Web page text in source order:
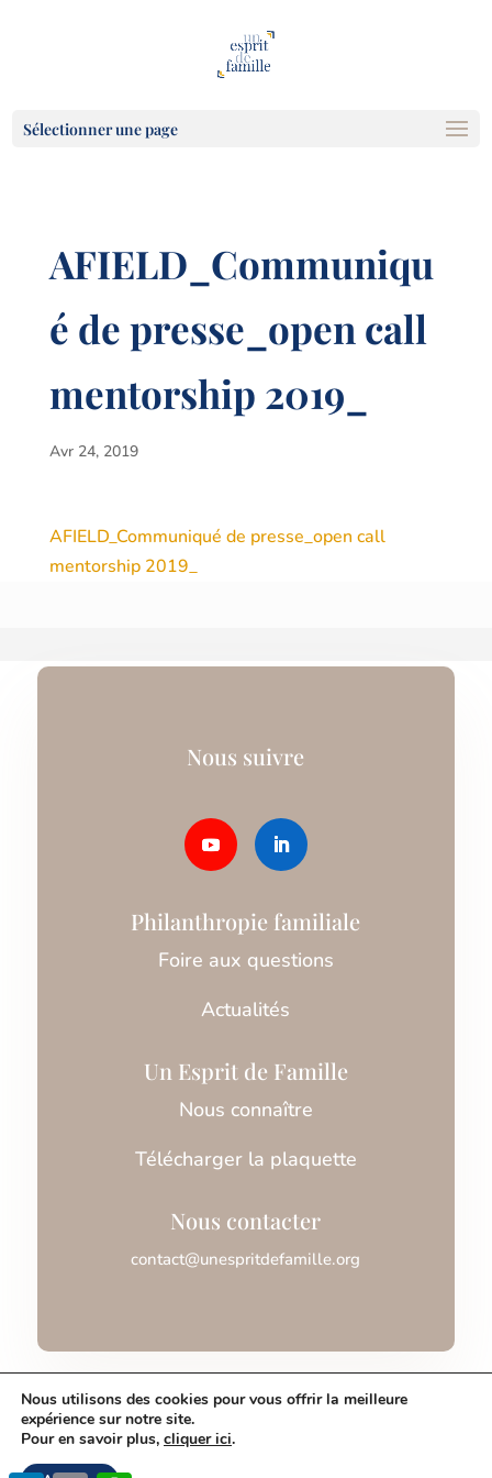
Sélectionner une page
AFIELD_Communiqu
é de presse_open call
mentorship 2019_
Avr 24, 2019
AFIELD_Communiqué de presse_open call
mentorship 2019_
Nous suivre
Philanthropie familiale
Foire aux questions
Actualités
Un Esprit de Famille
Nous connaître
Télécharger la plaquette
Nous contacter
contact@unespritdefamille.org
Mentions légales
Nous utilisons des cookies pour vous offrir la meilleure
expérience sur notre site.
Pour en savoir plus, cliquer ici.